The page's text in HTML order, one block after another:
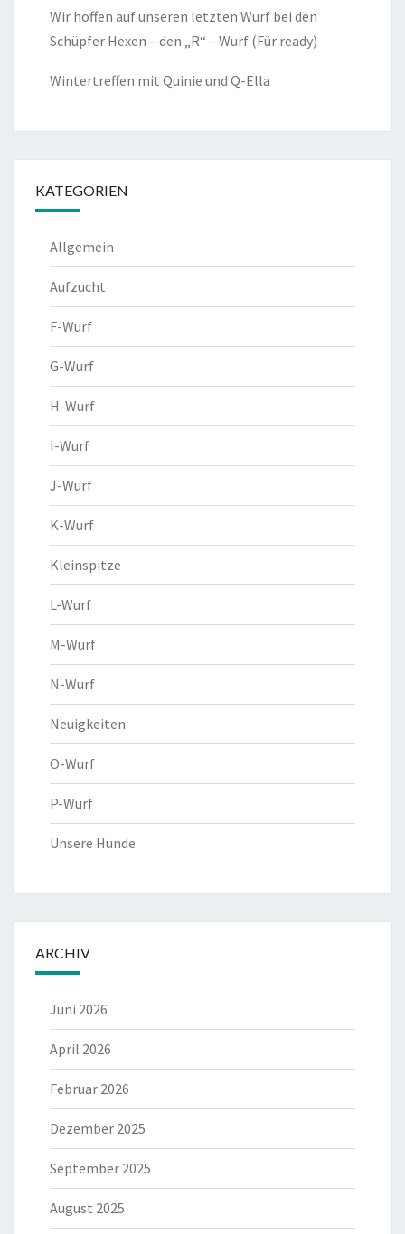
Wir hoffen auf unseren letzten Wurf bei den
Schüpfer Hexen – den „R“ – Wurf (Für ready)
Wintertreffen mit Quinie und Q-Ella
KATEGORIEN
Allgemein
Aufzucht
F-Wurf
G-Wurf
H-Wurf
I-Wurf
J-Wurf
K-Wurf
Kleinspitze
L-Wurf
M-Wurf
N-Wurf
Neuigkeiten
O-Wurf
P-Wurf
Unsere Hunde
ARCHIV
Juni 2026
April 2026
Februar 2026
Dezember 2025
September 2025
August 2025